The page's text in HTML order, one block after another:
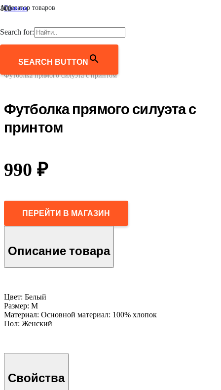
Агрегатор товаров
Search for:
SEARCH BUTTON
Главная
/
Футболки и лонгсливы
Футболка прямого силуэта с принтом
Футболка прямого силуэта с
принтом
990 ₽
ПЕРЕЙТИ В МАГАЗИН
Описание товара
Цвет: Белый
Размер: M
Материал: Основной материал: 100% хлопок
Пол: Женский
Свойства